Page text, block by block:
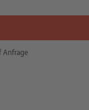
Anfrage